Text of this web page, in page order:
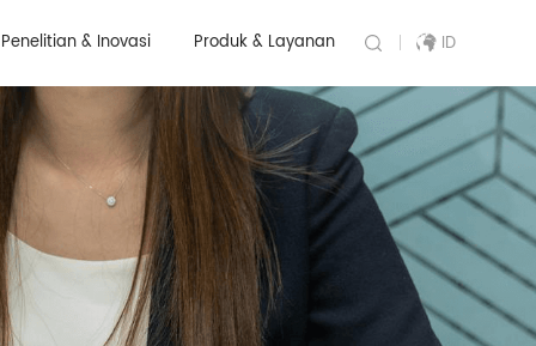
Penelitian & Inovasi Produk & Layanan ID